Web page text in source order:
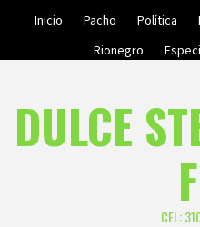
Inicio Pacho Política
Rionegro
DULCE
CEL: